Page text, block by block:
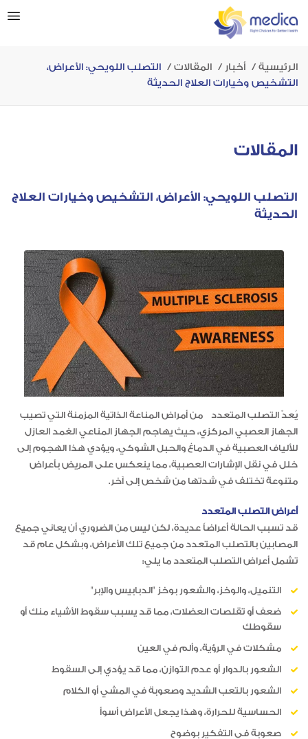
الرئيسية أخبار المقالات
التصلب اللويحي: الأعراض،
التشخيص وخيارات العلاج الحديثة
المقالات
التصلب اللويحي: الأعراض، التشخيص وخيارات العلاج
الحديثة
يُعدّ التصلب المتعدد من أمراض المناعة الذاتية المزمنة التي تصيب
الجهاز العصبي المركزي، حيث يهاجم الجهاز المناعي الغمد العازل
للألياف العصبية في الدماغ والحبل الشوكي، ويؤدي هذا الهجوم إلى
خلل في نقل الإشارات العصبية، مما ينعكس على المريض بأعراض
متنوعة تختلف في شدتها من شخص إلى آخر.
أعراض التصلب المتعدد
قد تسبب الحالة أعراضاً عديدة، لكن ليس من الضروري أن يعاني جميع
المصابين بالتصلب المتعدد من جميع تلك الأعراض، وبشكل عام قد
تشمل أعراض التصلب المتعدد ما يلي:
التنميل، والوخز، والشعور بوخز "الدبابيس والإبر"
ضعف أو تقلصات العضلات، مما قد يسبب سقوط الأشياء منك أو
سقوطك
مشكلات في الرؤية، وألم في العين
الشعور بالدوار أو عدم التوازن، مما قد يؤدي إلى السقوط
الشعور بالتعب الشديد وصعوبة في المشي أو الكلام
الحساسية للحرارة، وهذا يجعل الأعراض أسوأ
صعوبة في التفكير بوضوح